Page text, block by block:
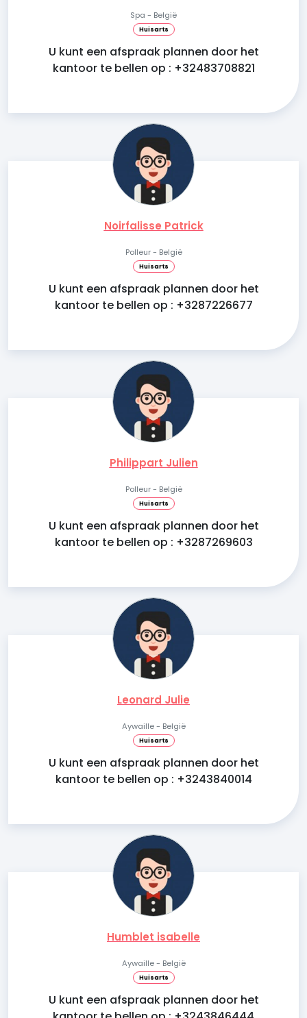
Spa - België
Huisarts
U kunt een afspraak plannen door het
kantoor te bellen op : +32483708821
Noirfalisse Patrick
Polleur - België
Huisarts
U kunt een afspraak plannen door het
kantoor te bellen op : +3287226677
Philippart Julien
Polleur - België
Huisarts
U kunt een afspraak plannen door het
kantoor te bellen op : +3287269603
Leonard Julie
Aywaille - België
Huisarts
U kunt een afspraak plannen door het
kantoor te bellen op : +3243840014
Humblet isabelle
Aywaille - België
Huisarts
U kunt een afspraak plannen door het